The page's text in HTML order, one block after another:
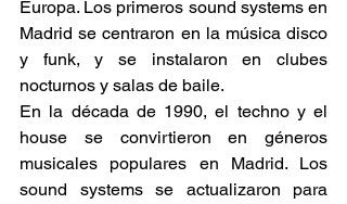
Europa. Los primeros sound systems en
Madrid se centraron en la música disco
y funk, y se instalaron en clubes
nocturnos y salas de baile.
En la década de 1990, el techno y el
house se convirtieron en géneros
musicales populares en Madrid. Los
sound systems se actualizaron para